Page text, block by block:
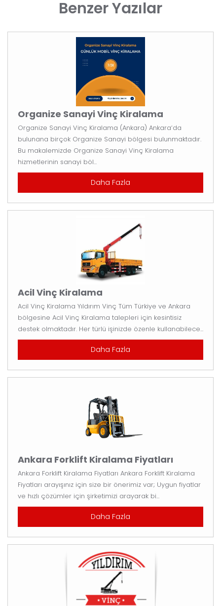
Benzer Yazılar
Organize Sanayi Vinç Kiralama
Organize Sanayi Vinç Kiralama (Ankara) Ankara‘da
bulunana birçok Organize Sanayi bölgesi bulunmaktadır.
Bu makalemizde Organize Sanayi Vinç Kiralama
hizmetlerinin sanayi böl...
Daha Fazla
Acil Vinç Kiralama
Acil Vinç Kiralama Yıldırım Vinç Tüm Türkiye ve Ankara
bölgesine Acil Vinç Kiralama talepleri için kesintisiz
destek olmaktadır. Her türlü işinizde özenle kullanabilece...
Daha Fazla
Ankara Forklift Kiralama Fiyatları
Ankara Forklift Kiralama Fiyatları Ankara Forklift Kiralama
Fiyatları arayışınız için size bir önerimiz var; Uygun fiyatlar
ve hızlı çözümler için şirketimizi arayarak bi...
Daha Fazla